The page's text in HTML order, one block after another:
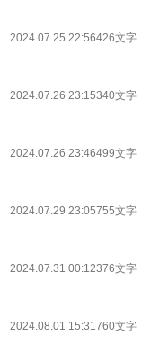
2024.07.25 22:56426文字
2024.07.26 23:15340文字
2024.07.26 23:46499文字
2024.07.29 23:05755文字
2024.07.31 00:12376文字
2024.08.01 15:31760文字